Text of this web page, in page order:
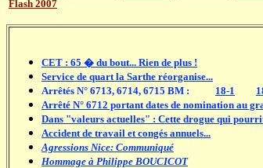
Flash 2007
CET : 65 � du bout... Rien de plus !
Service de quart la Sarthe réorganise...
Arrêtés N° 6713, 6714, 6715 BM :
18-1
Arrêté N° 6712 portant dates de nomination au
Dans "valeurs actuelles" : Cette drogue qui
Accident de travail et congés annuels...
Agressions Nice: Communiqué
Hommage à Philippe BOUCICOT